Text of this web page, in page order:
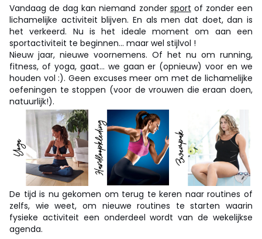
Vandaag de dag kan niemand zonder sport of zonder een
lichamelijke activiteit blijven. En als men dat doet, dan is
het verkeerd. Nu is het ideale moment om aan een
sportactiviteit te beginnen... maar wel stijlvol !
Nieuw jaar, nieuwe voornemens. Of het nu om running,
fitness, of yoga, gaat... we gaan er (opnieuw) voor en we
houden vol :). Geen excuses meer om met de lichamelijke
oefeningen te stoppen (voor de vrouwen die eraan doen,
natuurlijk!).
De tijd is nu gekomen om terug te keren naar routines of
zelfs, wie weet, om nieuwe routines te starten waarin
fysieke activiteit een onderdeel wordt van de wekelijkse
agenda.